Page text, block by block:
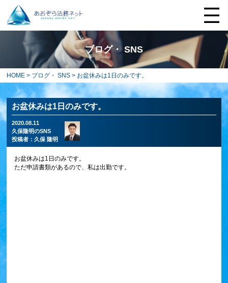
ブログ・ SNS
HOME > ブログ・ SNS > お盆休みは1日のみです。
お盆休みは1日のみです。
2020.08.11
久保隆明のSNS
投稿者：久保 隆明
お盆休みは1日のみです。
ただ申請書類があるので、私は出勤です。